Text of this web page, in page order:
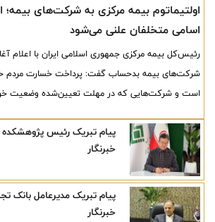
اولتیماتوم بیمه مرکزی به شرکت‌های بیمه؛
اسامی متخلفان علنی می‌شود
رئیس‌کل بیمه مرکزی جمهوری اسلامی ایران با اعلام
شرکت‌های بیمه بدحساب گفت: پرداخت خسارت مردم
است و شرکت‌هایی که در مهلت تعیین‌شده وضعیت خود
وی همچنین از برنامه انتشار شفاف‌تر وضعیت مالی
خبر داد.
پیام تبریک رئیس پژوهشکده
خبرنگار
پیام تبریک مدیرعامل بانک
خبرنگار